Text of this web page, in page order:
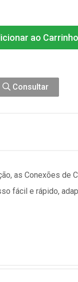
ao Carrinho
Consultar
as Conexões de
fácil e rápido,